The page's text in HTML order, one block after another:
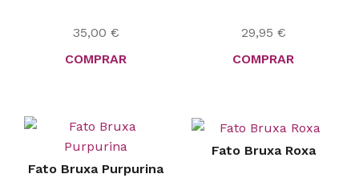
35,00 €
COMPRAR
29,95 €
COMPRAR
Fato Bruxa Purpurina
Fato Bruxa Roxa